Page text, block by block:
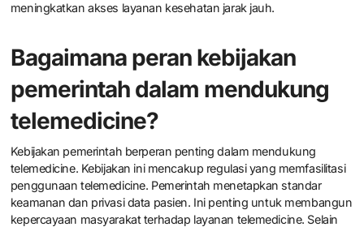
meningkatkan akses layanan kesehatan jarak jauh.
Bagaimana peran kebijakan
pemerintah dalam mendukung
telemedicine?
Kebijakan pemerintah berperan penting dalam mendukung
telemedicine. Kebijakan ini mencakup regulasi yang memfasilitasi
penggunaan telemedicine. Pemerintah menetapkan standar
keamanan dan privasi data pasien. Ini penting untuk membangun
kepercayaan masyarakat terhadap layanan telemedicine. Selain